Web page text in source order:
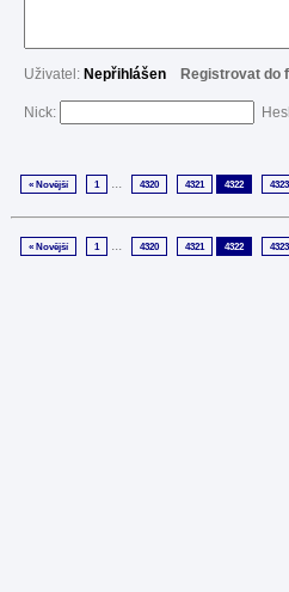
Uživatel: Nepřihlášen Registrovat do
Nick:
« Novější 1 ... 4320 4321 4322 4323
« Novější 1 ... 4320 4321 4322 4323